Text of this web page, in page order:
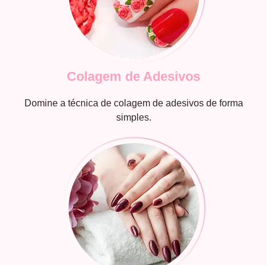
Colagem de Adesivos
Domine a técnica de colagem de adesivos de forma
simples.